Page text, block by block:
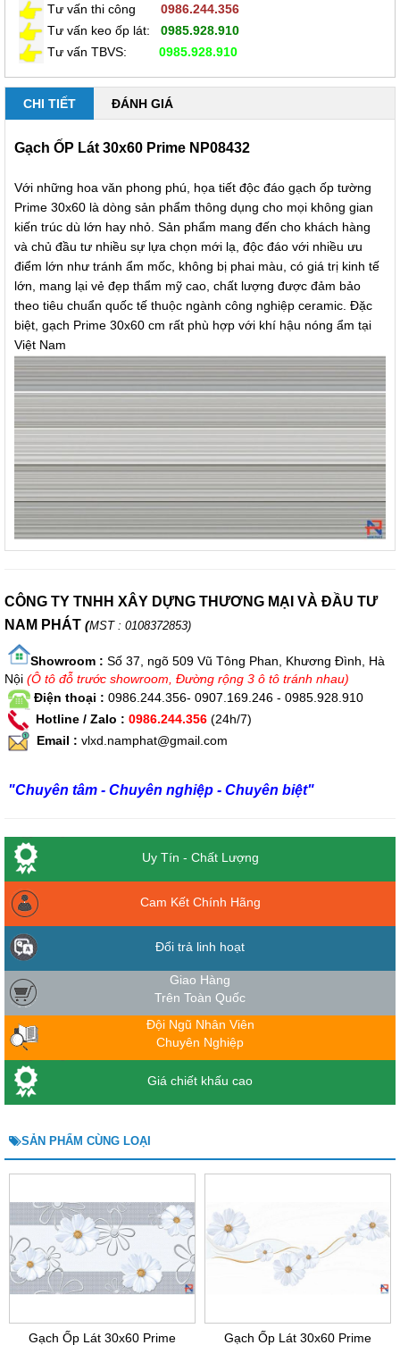
Tư vấn thi công
0986.244.356
Tư vấn keo ốp lát: 0985.928.910
Tư vấn TBVS:
0985.928.910
CHI TIẾT ĐÁNH GIÁ
Gạch ỐP Lát 30x60 Prime NP08432
Với những hoa văn phong phú, họa tiết độc đáo gạch ốp tường
Prime 30x60 là dòng sản phẩm thông dụng cho mọi không gian
kiến trúc dù lớn hay nhỏ. Sản phẩm mang đến cho khách hàng
và chủ đầu tư nhiều sự lựa chọn mới lạ, độc đáo với nhiều ưu
điểm lớn như tránh ẩm mốc, không bị phai màu, có giá trị kinh tế
lớn, mang lại vẻ đẹp thẩm mỹ cao, chất lượng được đảm bảo
theo tiêu chuẩn quốc tế thuộc ngành công nghiệp ceramic. Đặc
biệt, gạch Prime 30x60 cm rất phù hợp với khí hậu nóng ẩm tại
Việt Nam
CÔNG TY TNHH XÂY DỰNG THƯƠNG MẠI VÀ ĐẦU TƯ
NAM PHÁT (MST : 0108372853)
Showroom : Số 37, ngõ 509 Vũ Tông Phan, Khương Đình, Hà
Nội (Ô tô đỗ trước showroom, Đường rộng 3 ô tô tránh nhau)
Điện thoại : 0986.244.356- 0907.169.246 - 0985.928.910
Hotline / Zalo : 0986.244.356 (24h/7)
Email : vlxd.namphat@gmail.com
"Chuyên tâm - Chuyên nghiệp - Chuyên biệt"
Uy Tín - Chất Lượng
Cam Kết Chính Hãng
Đổi trả linh hoạt
Giao Hàng
Trên Toàn Quốc
Đội Ngũ Nhân Viên
Chuyên Nghiệp
Giá chiết khấu cao
SẢN PHẨM CÙNG LOẠI
Gạch Ốp Lát 30x60 Prime Gạch Ốp Lát 30x60 Prime